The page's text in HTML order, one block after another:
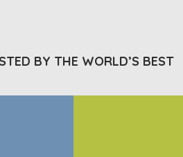
BY THE WORLD’S BEST